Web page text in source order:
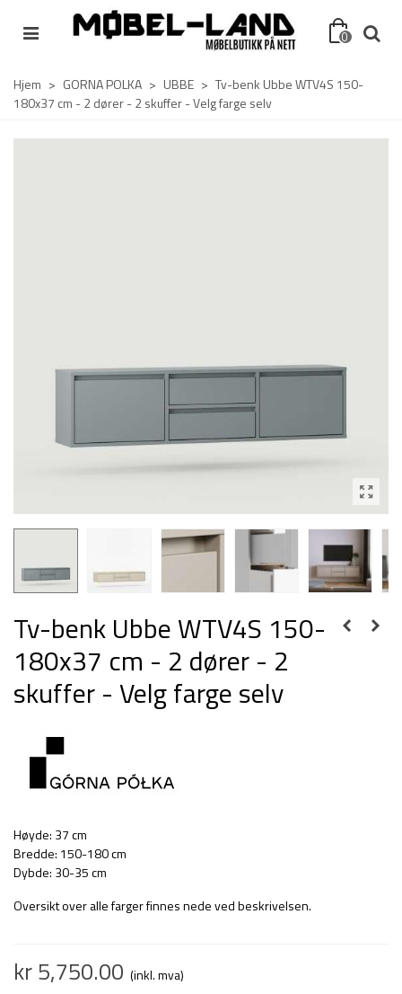
0
Hjem > GORNA POLKA > UBBE > Tv-benk Ubbe WTV4S 150-
180x37 cm - 2 dører - 2 skuffer - Velg farge selv
Tv-benk Ubbe WTV4S 150-
180x37 cm - 2 dører - 2
skuffer - Velg farge selv
Høyde: 37 cm
Bredde: 150-180 cm
Dybde: 30-35 cm
Oversikt over alle farger finnes nede ved beskrivelsen.
kr 5,750.00 (inkl. mva)